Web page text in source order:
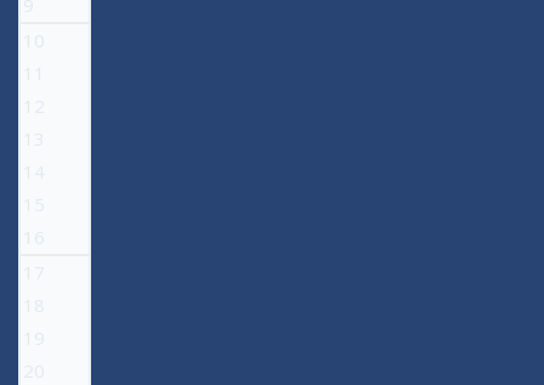
9
10
11
12
13
14
15
16
17
18
19
20